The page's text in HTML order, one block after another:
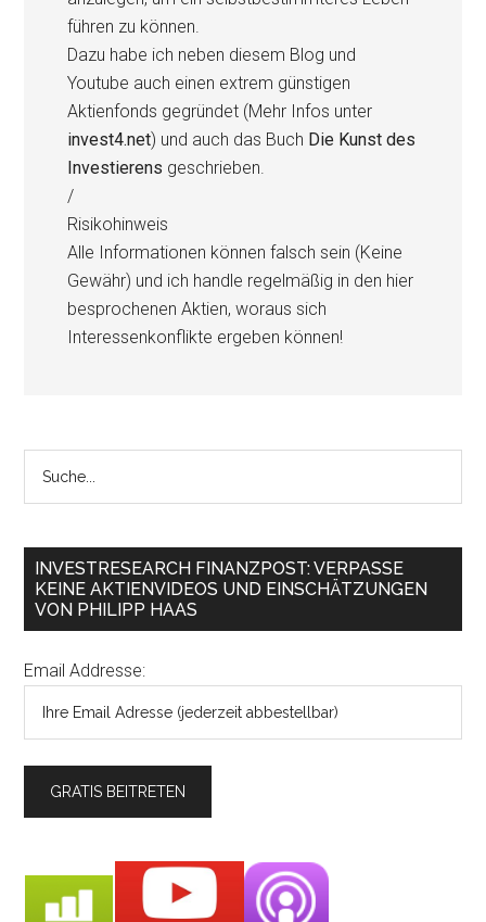
führen zu können.
Dazu habe ich neben diesem Blog und
Youtube auch einen extrem günstigen
Aktienfonds gegründet (Mehr Infos unter
invest4.net) und auch das Buch Die Kunst des
Investierens geschrieben.
/
Risikohinweis
Alle Informationen können falsch sein (Keine
Gewähr) und ich handle regelmäßig in den hier
besprochenen Aktien, woraus sich
Interessenkonflikte ergeben können!
INVESTRESEARCH FINANZPOST: VERPASSE
KEINE AKTIENVIDEOS UND EINSCHÄTZUNGEN
VON PHILIPP HAAS
Email Addresse: